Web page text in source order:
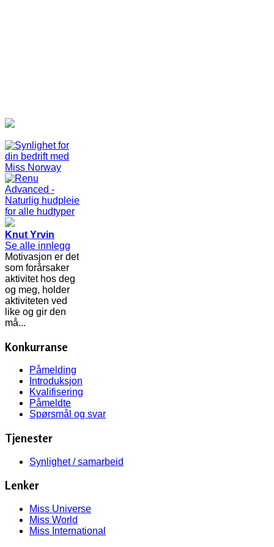
Knut Yrvin
Se alle innlegg
Motivasjon er det
som forårsaker
aktivitet hos deg
og meg, holder
aktiviteten ved
like og gir den
må...
Konkurranse
Påmelding
Introduksjon
Kvalifisering
Påmeldte
Spørsmål og svar
Tjenester
Synlighet / samarbeid
Lenker
Miss Universe
Miss World
Miss International